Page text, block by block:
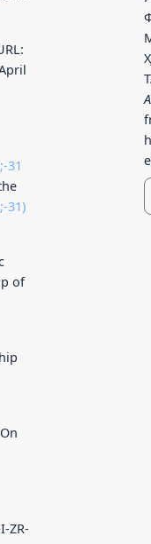
31
31)
of
ZR-